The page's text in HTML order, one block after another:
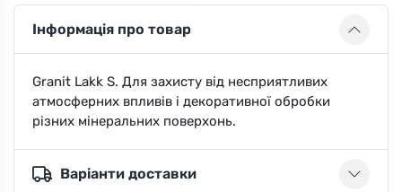
Інформація про товар
Granit Lakk S. Для захисту від несприятливих
атмосферних впливів і декоративної обробки
різних мінеральних поверхонь.
Варіанти доставки